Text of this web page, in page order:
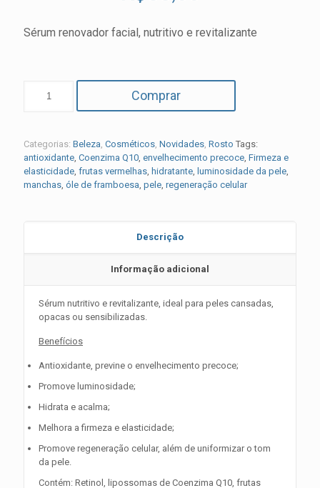
Sérum renovador facial, nutritivo e revitalizante
Comprar
Categorias: Beleza, Cosméticos, Novidades, Rosto Tags:
antioxidante, Coenzima Q10, envelhecimento precoce, Firmeza e
elasticidade, frutas vermelhas, hidratante, luminosidade da pele,
manchas, óle de framboesa, pele, regeneração celular
Descrição
Informação adicional
Sérum nutritivo e revitalizante, ideal para peles cansadas,
opacas ou sensibilizadas.
Benefícios
Antioxidante, previne o envelhecimento precoce;
Promove luminosidade;
Hidrata e acalma;
Melhora a firmeza e elasticidade;
Promove regeneração celular, além de uniformizar o tom
da pele.
Contém: Retinol, lipossomas de Coenzima Q10, frutas